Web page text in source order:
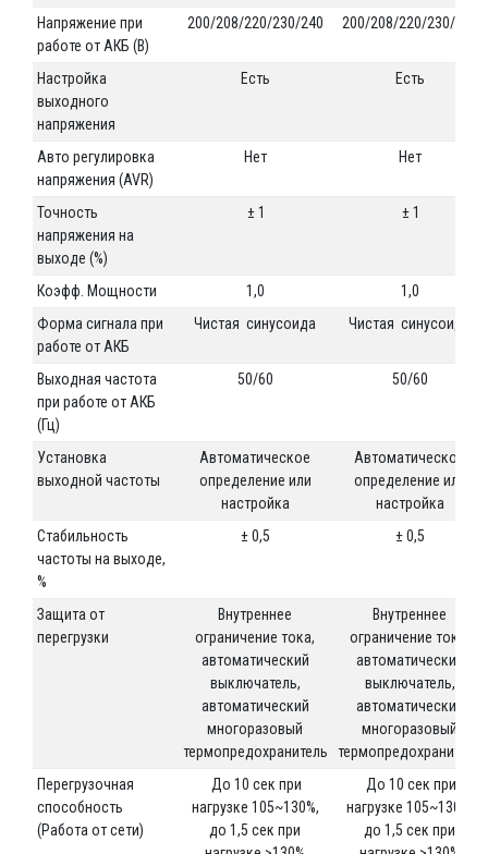
Напряжение при
работе от АКБ (В)
200/208/220/230/240 200/208/220/230/240
Настройка
выходного
напряжения
Есть Есть
Авто регулировка
напряжения (AVR)
Нет Нет
Точность
напряжения на
выходе (%)
± 1 ± 1
Коэфф. Мощности 1,0
1,0
Форма сигнала при
работе от АКБ
Чистая синусоида Чистая синусоида
Выходная частота
при работе от АКБ
(Гц)
50/60 50/60
Установка
выходной частоты
Автоматическое
определение или
настройка
Автоматическое
определение или
настройка
Стабильность
частоты на выходе,
%
± 0,5 ± 0,5
Защита от
перегрузки
Внутреннее
ограничение тока,
автоматический
выключатель,
автоматический
многоразовый
термопредохранитель
Внутреннее
ограничение тока,
автоматический
выключатель,
автоматический
многоразовый
термопредохранитель
Перегрузочная
способность
(Работа от сети)
До 10 сек при
нагрузке 105~130%,
до 1,5 сек при
До 10 сек при
нагрузке 105~130%,
до 1,5 сек при